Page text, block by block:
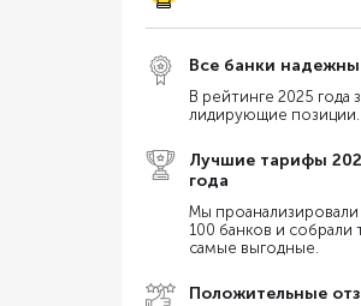
Резервирование счета
Бесплатная бухгалтерия
Перевод на карту физ.
Все банки надежны
В рейтинге 2025 года
лидирующие позиции.
Лучшие тарифы
года
Мы
100 банков и собрали
самые выгодные.
Положительные